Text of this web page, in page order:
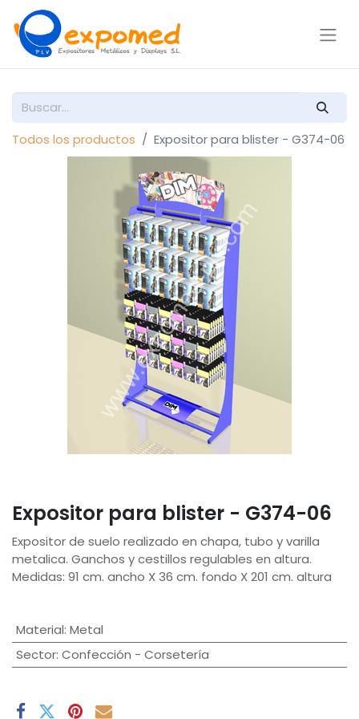
Todos los productos Expositor para blister - G374-06
Expositor para blister - G374-06
Expositor de suelo realizado en chapa, tubo y varilla
metalica. Ganchos y cestillos regulables en altura.
Medidas: 91 cm. ancho X 36 cm. fondo X 201 cm. altura
Material: Metal
Sector: Confección - Corsetería